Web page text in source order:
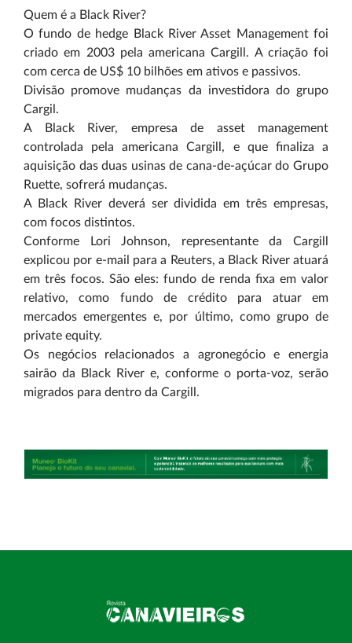
Quem é a Black River?
O fundo de hedge Black River Asset Management foi
criado em 2003 pela americana Cargill. A criação foi
com cerca de US$ 10 bilhões em ativos e passivos.
Divisão promove mudanças da investidora do grupo
Cargil.
A Black River, empresa de asset management
controlada pela americana Cargill, e que finaliza a
aquisição das duas usinas de cana-de-açúcar do Grupo
Ruette, sofrerá mudanças.
A Black River deverá ser dividida em três empresas,
com focos distintos.
Conforme Lori Johnson, representante da Cargill
explicou por e-mail para a Reuters, a Black River atuará
em três focos. São eles: fundo de renda fixa em valor
relativo, como fundo de crédito para atuar em
mercados emergentes e, por último, como grupo de
private equity.
Os negócios relacionados a agronegócio e energia
sairão da Black River e, conforme o porta-voz, serão
migrados para dentro da Cargill.